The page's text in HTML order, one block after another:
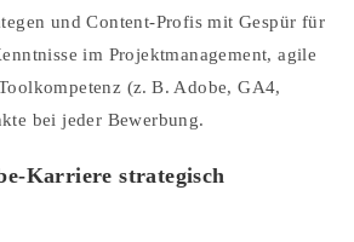
und Content-Profis mit Gespür für
im Projektmanagement, agile
(z. B. Adobe, GA4,
bei jeder Bewerbung.
Karriere strategisch